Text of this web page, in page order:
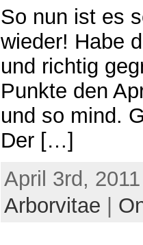
So nun ist es
wieder! Habe
und richtig
Punkte den
und so mind.
Der […]
April 3rd,
Arborvitae